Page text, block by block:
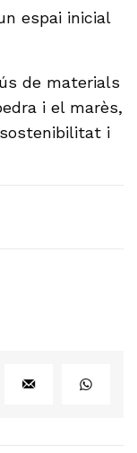
espai inicial
de materials
i el marès,
i